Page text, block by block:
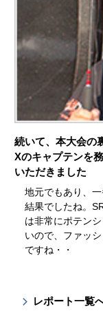
続いて、本大会の
Xのキャプテンを
いただきました
地元でもあり、
結果でしたね。
は非常にポテン
いので、ファッ
ですね・・
レポート一覧